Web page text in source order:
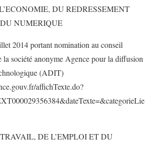
DU REDRESSEMENT
NUMERIQUE
2014 portant nomination au conseil
la société anonyme Agence pour la diffusion
(ADIT)
affichTexte.do?
DE L’EMPLOI ET DU